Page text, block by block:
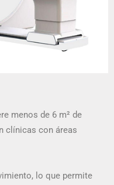
menos de 6 m² de
clínicas con áreas
lo que permite